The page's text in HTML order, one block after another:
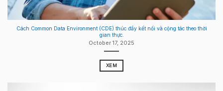
Cách Common Data Environment (CDE) thúc đẩy kết nối và cộng tác theo thời
gian thực.
October 17, 2025
XEM